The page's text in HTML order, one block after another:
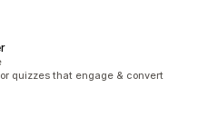
quizzes that engage & convert